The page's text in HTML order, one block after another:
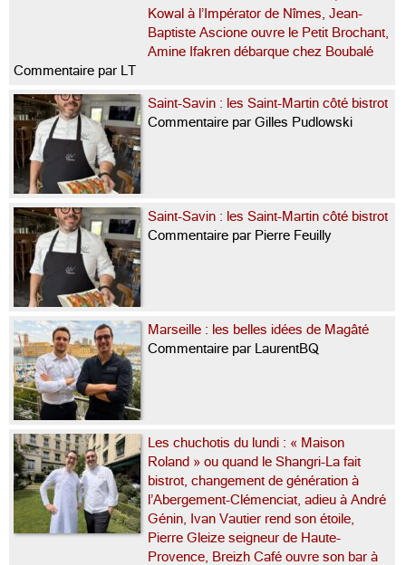
Kowal à l’Impérator de Nîmes, Jean-
Baptiste Ascione ouvre le Petit Brochant,
Amine Ifakren débarque chez Boubalé
Commentaire par LT
Saint-Savin : les Saint-Martin côté bistrot
Commentaire par Gilles Pudlowski
Saint-Savin : les Saint-Martin côté bistrot
Commentaire par Pierre Feuilly
Marseille : les belles idées de Magâté
Commentaire par LaurentBQ
Les chuchotis du lundi : « Maison
Roland » ou quand le Shangri-La fait
bistrot, changement de génération à
l’Abergement-Clémenciat, adieu à André
Génin, Ivan Vautier rend son étoile,
Pierre Gleize seigneur de Haute-
Provence, Breizh Café ouvre son bar à